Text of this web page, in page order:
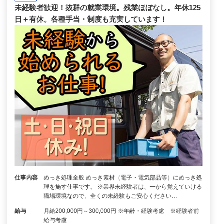
未経験者歓迎！抜群の就業環境。残業ほぼなし。年休125
日＋有休。各種手当・制度も充実しています！
仕事内容
めっき処理全般 めっき素材（電子・電気部品等）にめっき処
理を施す仕事です。 ※業界未経験者は、一から覚えていける
職場環境なので、全くの未経験もご安心ください…
給与
月給200,000円～300,000円 ※年齢・経験考慮 ※経験者前
給与考慮